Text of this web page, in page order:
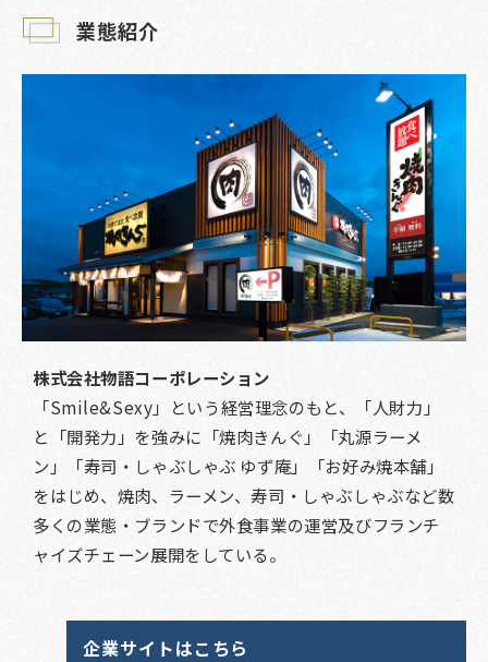
業態紹介
株式会社物語コーポレーション
「Smile&Sexy」という経営理念のもと、「人財力」
と「開発力」を強みに「焼肉きんぐ」「丸源ラーメ
ン」「寿司・しゃぶしゃぶ ゆず庵」「お好み焼本舗」
をはじめ、焼肉、ラーメン、寿司・しゃぶしゃぶなど数
多くの業態・ブランドで外食事業の運営及びフランチ
ャイズチェーン展開をしている。
企業サイトはこちら